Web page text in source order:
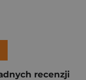
recenzji